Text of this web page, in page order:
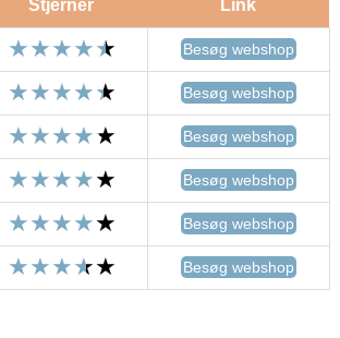
Stjerner Link
Besøg webshop
Besøg webshop
Besøg webshop
Besøg webshop
Besøg webshop
Besøg webshop